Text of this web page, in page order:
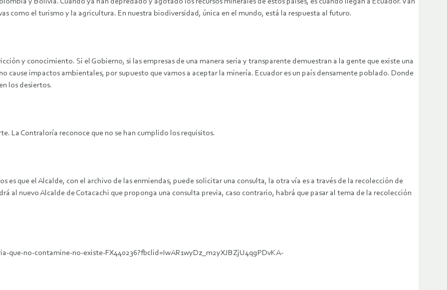
como el turismo y la agricultura. En nuestra biodiversidad, única en el mundo, está la respuesta al futuro.
y conocimiento. Si el Gobierno, si las empresas de una manera seria y transparente demuestran a la gente que existe una
cause impactos ambientales, por supuesto que vamos a aceptar la minería. Ecuador es un país densamente poblado. Donde
los desiertos.
La Contraloría reconoce que no se han cumplido los requisitos.
es que el Alcalde, con el archivo de las enmiendas, puede solicitar una consulta, la otra vía es a través de la recolección de
al nuevo Alcalde de Cotacachi que proponga una consulta previa, caso contrario, habrá que pasar al tema de la recolección
que-no-contamine-no-existe-FX440236?fbclid=IwAR1wyDz_m2yXJBZjU4qgPDvKA-